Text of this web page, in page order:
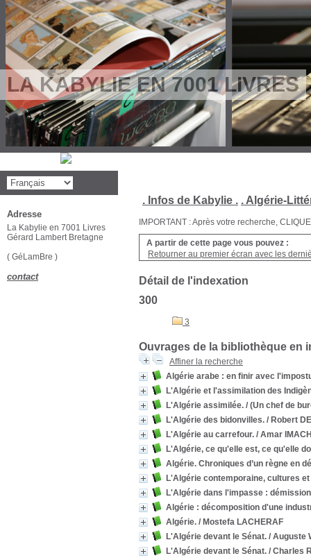
LA KABYLIE EN 7001 LIVRES
. Infos de Kabylie . . Algérie-
IMPORTANT : Après votre recherche,
A partir de cette page vous pouvez :
Retourner au premier écran avec les
Détail de l'indexation
300
3
Ouvrages de la bibliothèque en
Affiner la recherche
Algérie arabe : en finir avec
L'Algérie et l'assimilation des
L'Algérie assimilée. / (Un chef de
L'Algérie des bidonvilles. / Robert
L'Algérie au carrefour. / Amar
L'Algérie, ce qu'elle est, ce qu'elle
Algérie. Chroniques d’un règne en
L'Algérie contemporaine, cultures
L'Algérie dans l'impasse :
Algérie : décomposition d'une
Algérie. / Mostefa LACHERAF
L'Algérie devant le Sénat. / Auguste
L'Algérie devant le Sénat. / Charles
Adresse
La Kabylie en 7001 Livres
Gérard Lambert Bretagne
( GéLamBre )
contact